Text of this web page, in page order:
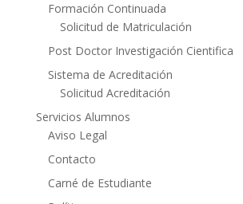
Formación Continuada
Solicitud de Matriculación
Post Doctor Investigación Cientifica
Sistema de Acreditación
Solicitud Acreditación
Servicios Alumnos
Aviso Legal
Contacto
Carné de Estudiante